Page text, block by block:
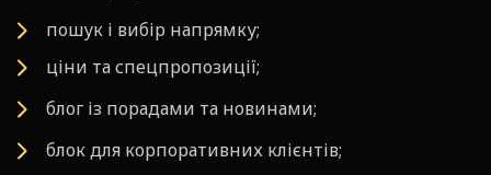
пошук і вибір напрямку;
ціни та спецпропозиції;
блог із порадами та новинами;
блок для корпоративних клієнтів;